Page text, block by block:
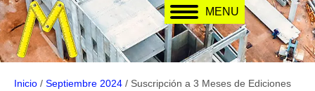
MENU
Inicio / Septiembre 2024 / Suscripción a 3 Meses de Ediciones